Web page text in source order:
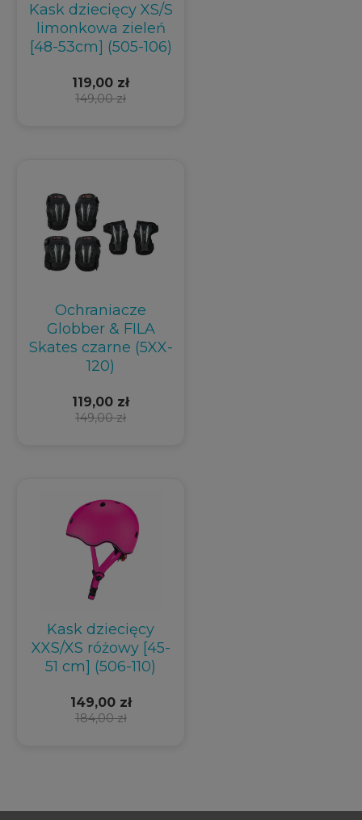
Kask dziecięcy XS/S
limonkowa zieleń
[48-53cm] (505-106)
149,00 zł
119,00 zł
Ochraniacze
Globber & FILA
Skates czarne (5XX-
120)
149,00 zł
119,00 zł
Kask dziecięcy
XXS/XS różowy [45-
51 cm] (506-110)
184,00 zł
149,00 zł